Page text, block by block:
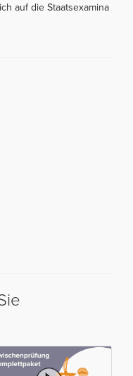
auf die Staatsexamina